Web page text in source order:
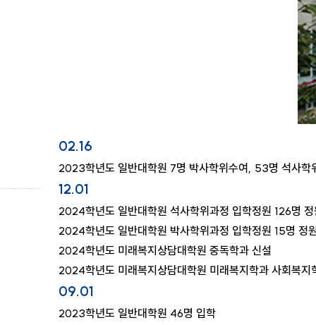
02.16
2023학년도 일반대학원 7명 박사학위수여, 53명 석사학
12.01
2024학년도 일반대학원 석사학위과정 입학정원 126명
2024학년도 일반대학원 박사학위과정 입학정원 15명 정
2024학년도 미래복지상담대학원 중독학과 신설
2024학년도 미래복지상담대학원 미래복지학과 사회복지
09.01
2023학년도 일반대학원 46명 입학